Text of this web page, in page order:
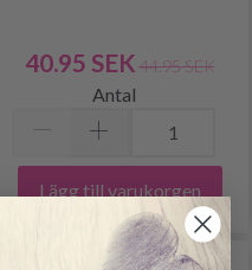
40.95 SEK 44.95 SEK
Antal
Lägg till varukorgen